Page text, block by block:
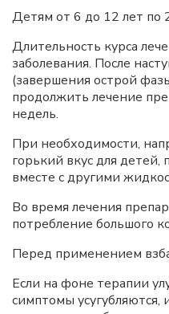
Детям от 6 до 12 лет по
Длительность курса
заболевания. После
(завершения острой
продолжить лечение
недель.
При необходимости,
горький вкус для
вместе с другими
Во время лечения
потребление большого
Перед применением
Если на фоне терапии
симптомы усугубляются,